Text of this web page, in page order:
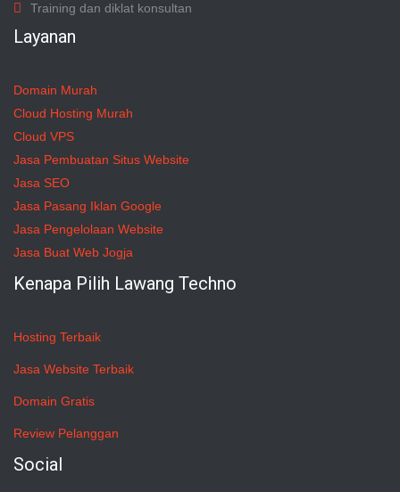
Training dan diklat konsultan
Layanan
Domain Murah
Cloud Hosting Murah
Cloud VPS
Jasa Pembuatan Situs Website
Jasa SEO
Jasa Pasang Iklan Google
Jasa Pengelolaan Website
Jasa Buat Web Jogja
Kenapa Pilih Lawang Techno
Hosting Terbaik
Jasa Website Terbaik
Domain Gratis
Review Pelanggan
Social